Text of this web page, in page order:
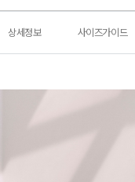
상세정보 사이즈가이드